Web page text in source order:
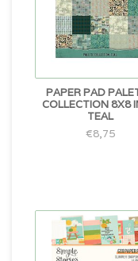
PAPER PAD
COLLECTION 8X8
TEAL
€8,75